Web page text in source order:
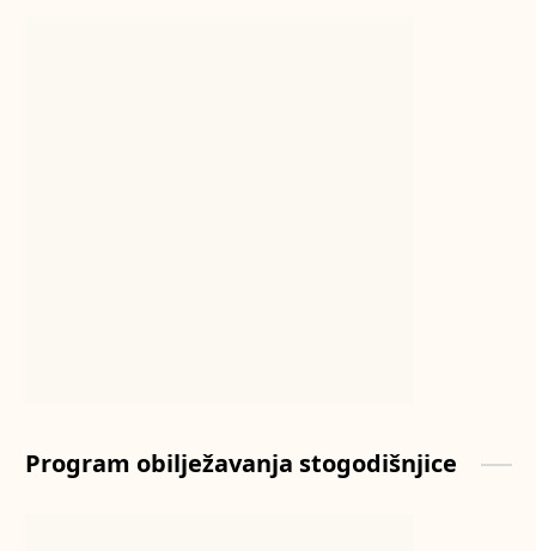
Program obilježavanja stogodišnjice